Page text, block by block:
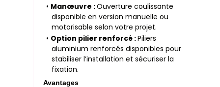
• Manœuvre :Ouverture coulissante
disponible en version manuelle ou
motorisable selon votre projet.
• Option pilier renforcé :Piliers
aluminium renforcés disponibles pour
stabiliser l’installation et sécuriser la
fixation.
Avantages